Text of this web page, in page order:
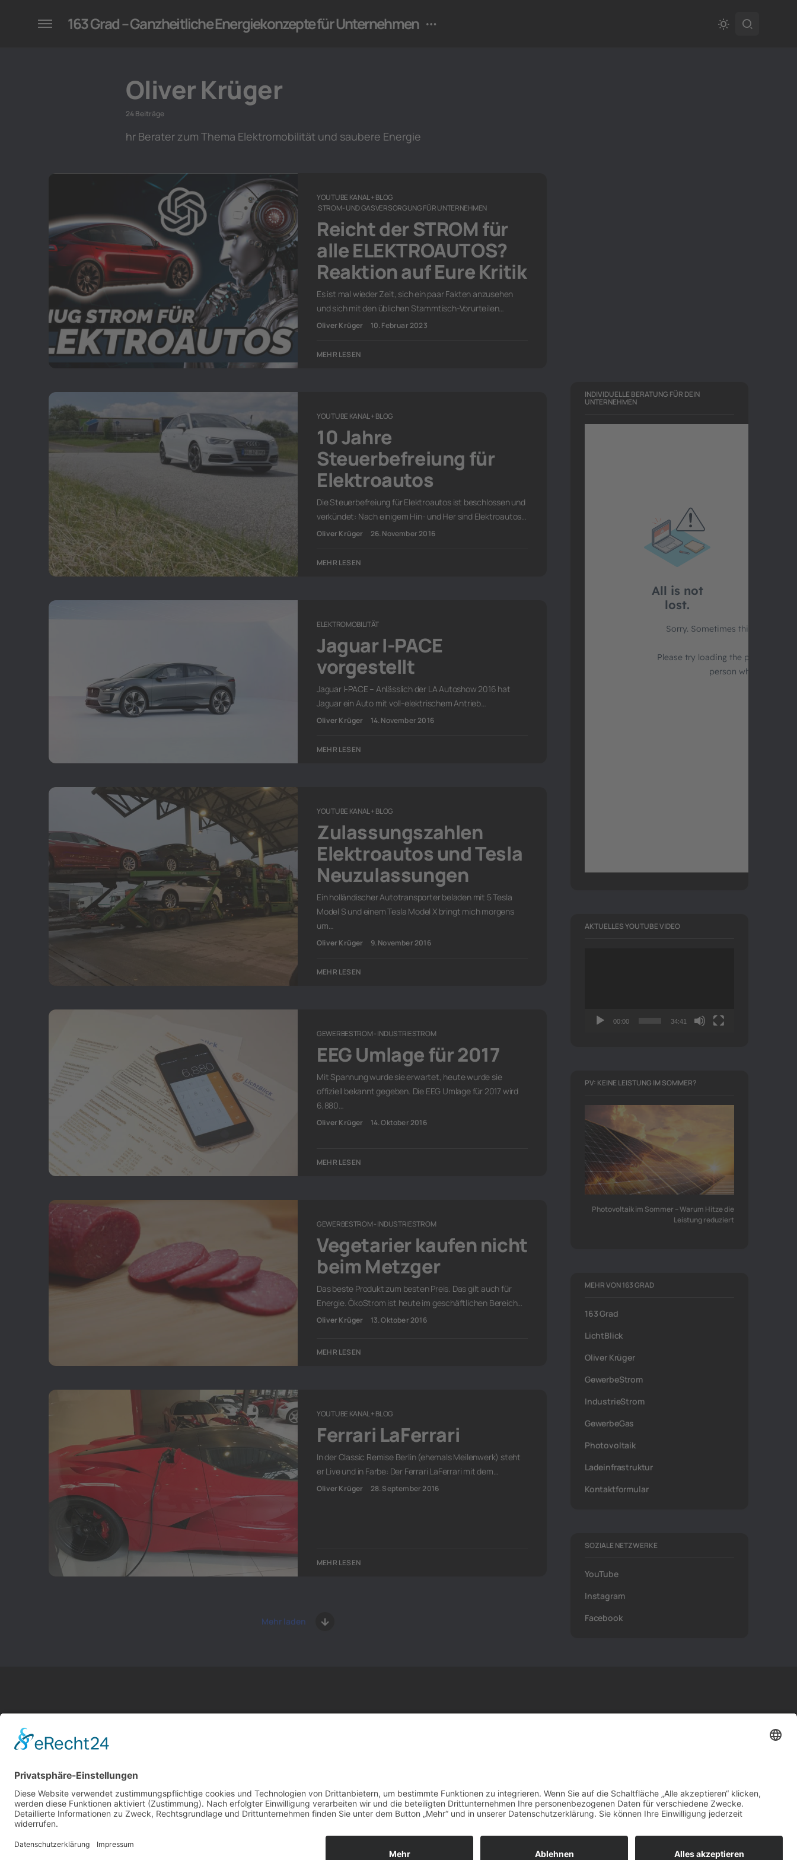
für Unternehmen
163 Grad – Ganzheitliche Energiekonzepte für Unternehmen
Oliver Krüger
24 Beiträge
hr Berater zum Thema Elektromobilität und saubere Energie
YOUTUBE KANAL + BLOG
STROM- UND GASVERSORGUNG FÜR UNTERNEHMEN
Reicht der STROM für
alle ELEKTROAUTOS?
Reaktion auf Eure Kritik
Es ist mal wieder Zeit, sich ein paar Fakten anzusehen
und sich mit den üblichen Stammtisch-Vorurteilen…
Oliver Krüger 10. Februar 2023
MEHR LESEN
YOUTUBE KANAL + BLOG
10 Jahre
Steuerbefreiung für
Elektroautos
Die Steuerbefreiung für Elektroautos ist beschlossen und
verkündet: Nach einigem Hin- und Her sind Elektroautos…
Oliver Krüger 26. November 2016
MEHR LESEN
ELEKTROMOBILITÄT
Jaguar I-PACE
vorgestellt
Jaguar I-PACE – Anlässlich der LA Autoshow 2016 hat
Jaguar ein Auto mit voll-elektrischem Antrieb…
Oliver Krüger 14. November 2016
MEHR LESEN
YOUTUBE KANAL + BLOG
Zulassungszahlen
Elektroautos und Tesla
Neuzulassungen
Ein holländischer Autotransporter beladen mit 5 Tesla
Model S und einem Tesla Model X bringt mich morgens
um…
Oliver Krüger 9. November 2016
MEHR LESEN
GEWERBESTROM - INDUSTRIESTROM
EEG Umlage für 2017
Mit Spannung wurde sie erwartet, heute wurde sie
offiziell bekannt gegeben. Die EEG Umlage für 2017 wird
6,880…
Oliver Krüger 14. Oktober 2016
MEHR LESEN
GEWERBESTROM - INDUSTRIESTROM
Vegetarier kaufen nicht
beim Metzger
Das beste Produkt zum besten Preis. Das gilt auch für
Energie. ÖkoStrom ist heute im geschäftlichen Bereich…
Oliver Krüger 13. Oktober 2016
MEHR LESEN
YOUTUBE KANAL + BLOG
Ferrari LaFerrari
In der Classic Remise Berlin (ehemals Meilenwerk) steht
er Live und in Farbe: Der Ferrari LaFerrari mit dem…
Oliver Krüger 28. September 2016
MEHR LESEN
Mehr laden
INDIVIDUELLE BERATUNG FÜR DEIN
UNTERNEHMEN
AKTUELLES YOUTUBE VIDEO
00:00 34:41
PV: KEINE LEISTUNG IM SOMMER?
Photovoltaik im Sommer – Warum Hitze die
Leistung reduziert
MEHR VON 163 GRAD
163 Grad
LichtBlick
Oliver Krüger
GewerbeStrom
IndustrieStrom
GewerbeGas
Photovoltaik
Ladeinfrastruktur
Kontaktformular
SOZIALE NETZWERKE
YouTube
Instagram
Facebook
Ganzheitliche
Energiekonzepte für
Unternehmen